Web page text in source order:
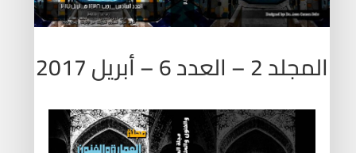
المجلد 2 – العدد 6 – أبريل 2017